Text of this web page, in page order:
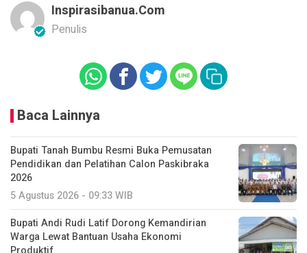
Inspirasibanua.com
Penulis
Baca Lainnya
Bupati Tanah Bumbu Resmi Buka Pemusatan
Pendidikan dan Pelatihan Calon Paskibraka
2026
5 Agustus 2026 - 09:33 WIB
Bupati Andi Rudi Latif Dorong Kemandirian
Warga Lewat Bantuan Usaha Ekonomi